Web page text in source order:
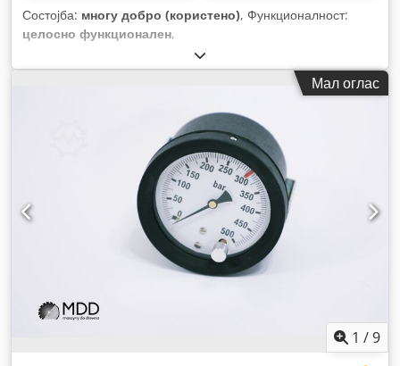
Состојба: многу добро (користено), Функционалност:
целосно функционален,
Мал оглас
1 /9